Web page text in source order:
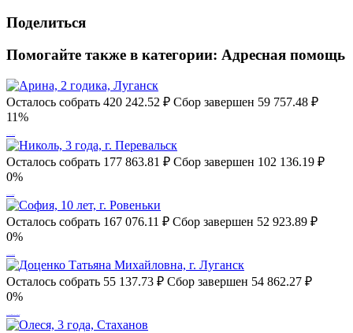
Поделиться
Помогайте также в категории: Адресная помощь
Осталось собрать 420 242.52 ₽ Сбор завершен 59 757.48 ₽
12%
Осталось собрать 177 863.81 ₽ Сбор завершен 102 136.19 ₽
0%
Осталось собрать 167 076.11 ₽ Сбор завершен 52 923.89 ₽
0%
Осталось собрать 55 137.73 ₽ Сбор завершен 54 862.27 ₽
0%